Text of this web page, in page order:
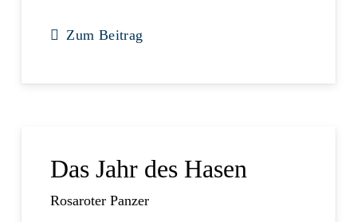
Zum Beitrag
Das Jahr des Hasen
Rosaroter Panzer